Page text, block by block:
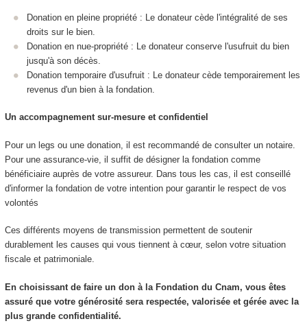
Donation en pleine propriété : Le donateur cède l'intégralité de ses
droits sur le bien.
Donation en nue-propriété : Le donateur conserve l'usufruit du bien
jusqu'à son décès.
Donation temporaire d'usufruit : Le donateur cède temporairement les
revenus d'un bien à la fondation.
Un accompagnement sur-mesure et confidentiel
Pour un legs ou une donation, il est recommandé de consulter un notaire.
Pour une assurance-vie, il suffit de désigner la fondation comme
bénéficiaire auprès de votre assureur. Dans tous les cas, il est conseillé
d'informer la fondation de votre intention pour garantir le respect de vos
volontés
Ces différents moyens de transmission permettent de soutenir
durablement les causes qui vous tiennent à cœur, selon votre situation
fiscale et patrimoniale.
En choisissant de faire un don à la Fondation du Cnam, vous êtes
assuré que votre générosité sera respectée, valorisée et gérée avec la
plus grande confidentialité.